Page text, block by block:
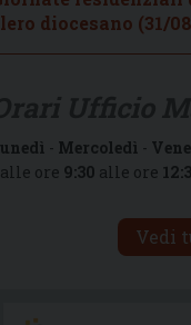
diocesano (31/
- Mercoledì -
ore 9:30 alle ore
Vedi